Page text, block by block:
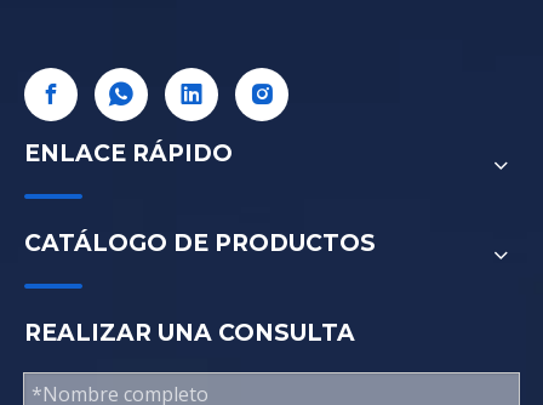
ENLACE RÁPIDO
CATÁLOGO DE PRODUCTOS
REALIZAR UNA CONSULTA